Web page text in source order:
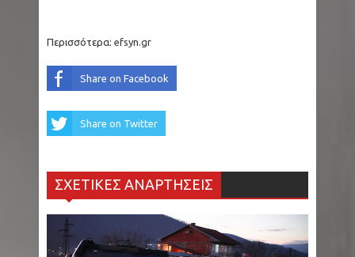
Περισσότερα: efsyn.gr
Share on Facebook
Share on Twitter
ΣΧΕΤΙΚΕΣ ΑΝΑΡΤΗΣΕΙΣ